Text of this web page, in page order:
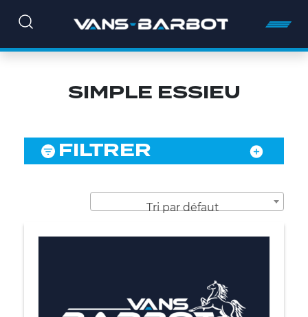
SIMPLE ESSIEU
FILTRER
Tri par défaut